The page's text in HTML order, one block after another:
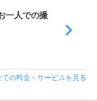
一人での撮
ての料金・サービスを見る